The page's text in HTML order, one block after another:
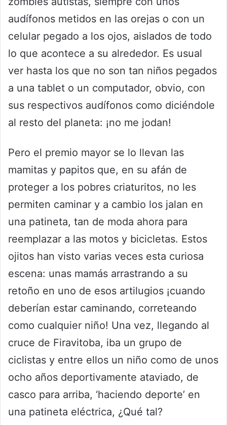
audífonos metidos en las orejas o con un
celular pegado a los ojos, aislados de todo
lo que acontece a su alrededor. Es usual
ver hasta los que no son tan niños pegados
a una tablet o un computador, obvio, con
sus respectivos audífonos como diciéndole
al resto del planeta: ¡no me jodan!
Pero el premio mayor se lo llevan las
mamitas y papitos que, en su afán de
proteger a los pobres criaturitos, no les
permiten caminar y a cambio los jalan en
una patineta, tan de moda ahora para
reemplazar a las motos y bicicletas. Estos
ojitos han visto varias veces esta curiosa
escena: unas mamás arrastrando a su
retoño en uno de esos artilugios ¡cuando
deberían estar caminando, correteando
como cualquier niño! Una vez, llegando al
cruce de Firavitoba, iba un grupo de
ciclistas y entre ellos un niño como de unos
ocho años deportivamente ataviado, de
casco para arriba, ‘haciendo deporte’ en
una patineta eléctrica, ¿Qué tal?